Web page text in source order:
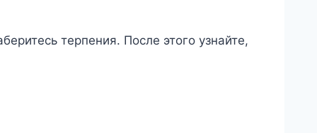
терпения. После этого узнайте,